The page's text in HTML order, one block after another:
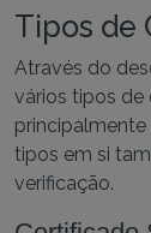
Tipos de
Através do
vários tipos de
tipos em si
verificação.